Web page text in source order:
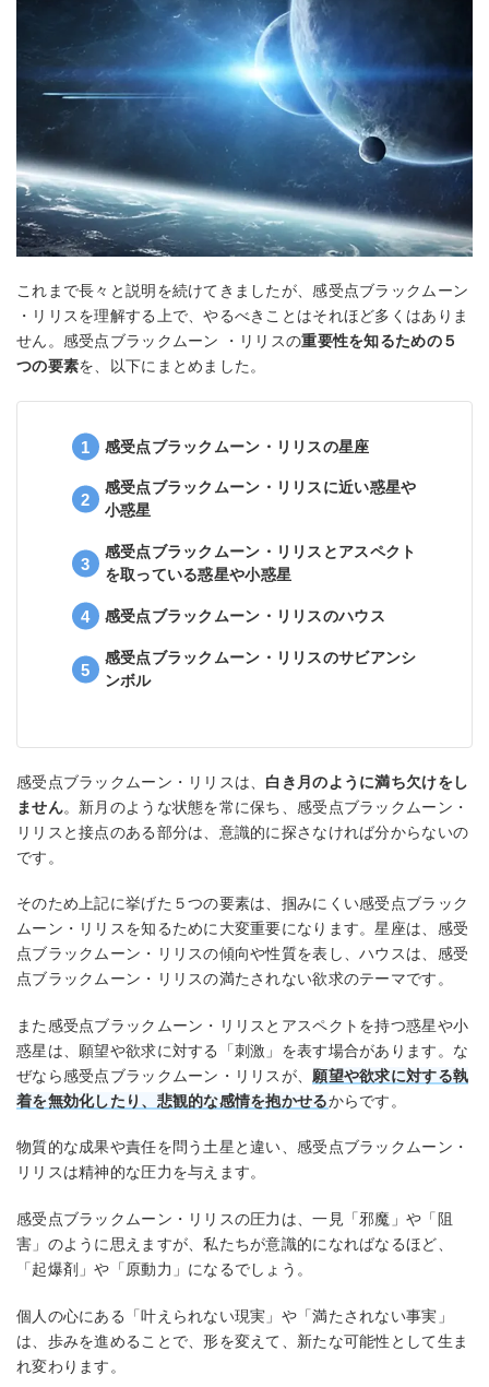
これまで長々と説明を続けてきましたが、感受点ブラックムーン
・リリスを理解する上で、やるべきことはそれほど多くはありま
せん。感受点ブラックムーン ・リリスの重要性を知るための５
つの要素を、以下にまとめました。
感受点ブラックムーン・リリスの星座
感受点ブラックムーン・リリスに近い惑星や
小惑星
感受点ブラックムーン・リリスとアスペクト
を取っている惑星や小惑星
感受点ブラックムーン・リリスのハウス
感受点ブラックムーン・リリスのサビアンシ
ンボル
感受点ブラックムーン・リリスは、 白き月のように満ち欠けをし
ません。新月のような状態を常に保ち、感受点ブラックムーン・
リリスと接点のある部分は、意識的に探さなければ分からないの
です。
そのため上記に挙げた５つの要素は、掴みにくい感受点ブラック
ムーン・リリスを知るために大変重要になります。星座は、感受
点ブラックムーン・リリスの傾向や性質を表し、ハウスは、感受
点ブラックムーン・リリスの満たされない欲求のテーマです。
また感受点ブラックムーン・リリスとアスペクトを持つ惑星や小
惑星は、願望や欲求に対する「刺激」を表す場合があります。な
ぜなら感受点ブラックムーン・リリスが、 願望や欲求に対する執
着を無効化したり、悲観的な感情を抱かせるからです。
物質的な成果や責任を問う土星と違い、感受点ブラックムーン・
リリスは精神的な圧力を与えます。
感受点ブラックムーン・リリスの圧力は、一見「邪魔」や「阻
害」のように思えますが、私たちが意識的になればなるほど、
「起爆剤」や「原動力」になるでしょう。
個人の心にある「叶えられない現実」や「満たされない事実」
は、歩みを進めることで、形を変えて、新たな可能性として生ま
れ変わります。